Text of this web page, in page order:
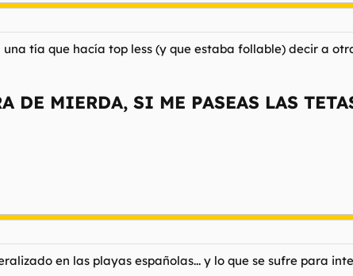
tía que hacía top less (y que estaba follable) decir a
DE MIERDA, SI ME PASEAS LAS
en las playas españolas... y lo que se sufre para